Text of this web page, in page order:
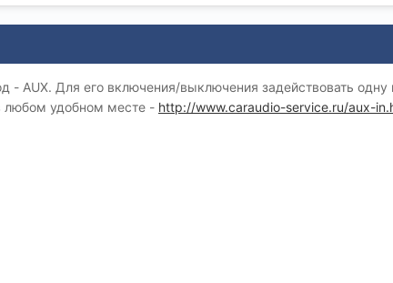
- AUX. Для его включения/выключения задействовать
любом удобном месте - http://www.caraudio-service.ru/aux-